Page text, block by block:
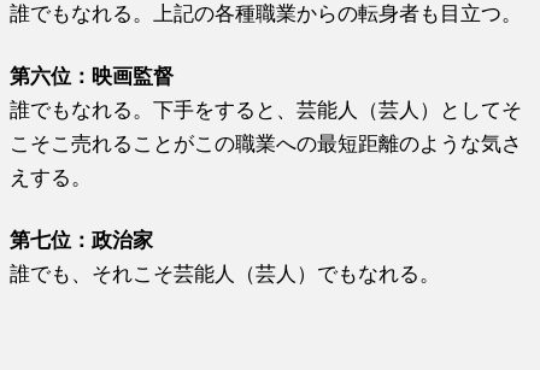
誰でもなれる。上記の各種職業からの転身者も目立つ。
第六位：映画監督
誰でもなれる。下手をすると、芸能人（芸人）としてそ
こそこ売れることがこの職業への最短距離のような気さ
えする。
第七位：政治家
誰でも、それこそ芸能人（芸人）でもなれる。